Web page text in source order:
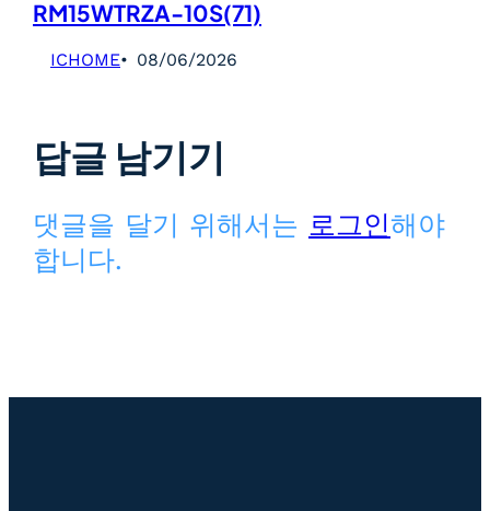
RM15WTRZA-10S(71)
ICHOME 08/06/2026
답글 남기기
댓글을 달기 위해서는 로그인해야
합니다.